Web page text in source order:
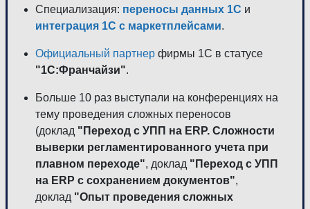
Специализация: переносы данных 1С и
интеграция 1С с маркетплейсами.
Официальный партнер фирмы 1С в статусе
"1С:Франчайзи".
Больше 10 раз выступали на конференциях на
тему проведения сложных переносов
(доклад "Переход с УПП на ERP. Сложности
выверки регламентированного учета при
плавном переходе", доклад "Переход с УПП
на ERP с сохранением документов",
доклад "Опыт проведения сложных